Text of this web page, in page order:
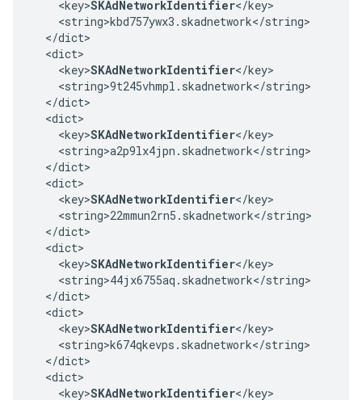
    <key>
SKAdNetworkIdentifier</key>
    <string>kbd757ywx3.skadnetwork</string>
  </dict>
  <dict>
    <key>
SKAdNetworkIdentifier</key>
    <string>9t245vhmpl.skadnetwork</string>
  </dict>
  <dict>
    <key>
SKAdNetworkIdentifier</key>
    <string>a2p9lx4jpn.skadnetwork</string>
  </dict>
  <dict>
    <key>
SKAdNetworkIdentifier</key>
    <string>22mmun2rn5.skadnetwork</string>
  </dict>
  <dict>
    <key>
SKAdNetworkIdentifier</key>
    <string>44jx6755aq.skadnetwork</string>
  </dict>
  <dict>
    <key>
SKAdNetworkIdentifier</key>
    <string>k674qkevps.skadnetwork</string>
  </dict>
  <dict>
    <key>
SKAdNetworkIdentifier</key>